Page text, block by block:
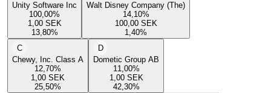
Unity Software Inc
100,00%
1,00 SEK
13,80%
Walt Disney Company (The)
14,10%
100,00 SEK
1,40%
C
Chewy, Inc. Class A
12,70%
1,00 SEK
25,50%
D
Dometic Group AB
11,00%
1,00 SEK
42,30%